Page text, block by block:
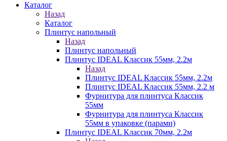
Каталог
Назад
Каталог
Плинтус напольный
Назад
Плинтус напольный
Плинтус IDEAL Классик 55мм, 2.2м
Назад
Плинтус IDEAL Классик 55мм, 2.2м
Плинтус IDEAL Классик 55мм, 2.2 м
Фурнитура для плинтуса Классик
55мм
Фурнитура для плинтуса Классик
55мм в упаковке (парами)
Плинтус IDEAL Классик 70мм, 2.2м